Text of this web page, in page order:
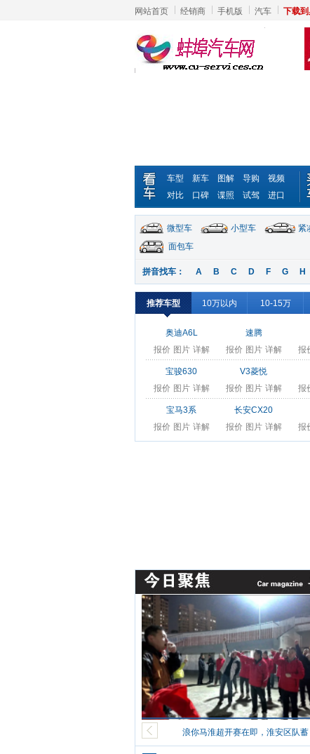
网站首页 经销商 手机版 汽车 下载到
车型 新车 图解 导购
视频
对比
口碑 谍照 试驾 进口
微型车 小型车 紧
面包车
拼音找车： A B C D F G H
推荐车型 10万以内 10-15万
奥迪A6L
报价 图片 详解
速腾
报价 图片 详解
报
宝骏630
报价 图片 详解
V3菱悦
报价 图片 详解
报
宝马3系
报价 图片 详解
长安CX20
报价 图片 详解
报
浪你马淮超开赛在即，淮安区队蓄